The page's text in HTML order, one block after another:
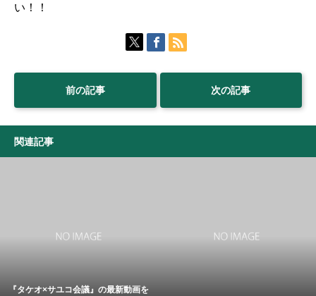
い！！
前の記事 次の記事
関連記事
『タケオ×サユコ会議』の最新動画を